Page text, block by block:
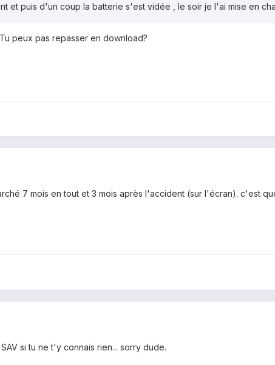
et puis d'un coup la batterie s'est vidée , le soir je l'ai mise en
peux pas repasser en download?
7 mois en tout et 3 mois après l'accident (sur l'écran). c'est
si tu ne t'y connais rien... sorry dude.